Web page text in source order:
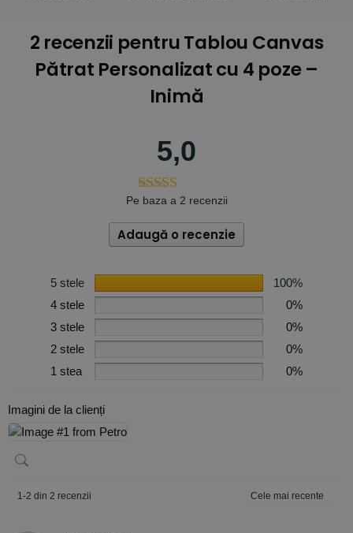
2 recenzii pentruTablou Canvas
Pătrat Personalizat cu 4 poze –
Inimă
5,0
Pe baza a 2 recenzii
Adaugă o recenzie
5 stele
100%
4 stele
0%
3 stele
0%
2 stele
0%
1 stea
0%
Imagini de la clienți
1-2 din 2 recenzii